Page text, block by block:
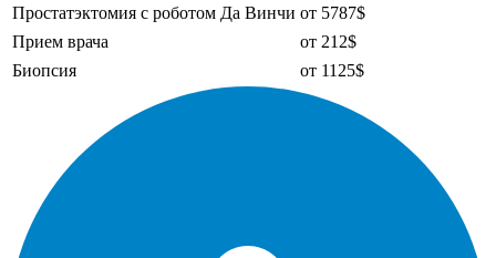
Простатэктомия с роботом Да Винчи от 5787$
Прием врача
от 212$
Биопсия
от 1125$